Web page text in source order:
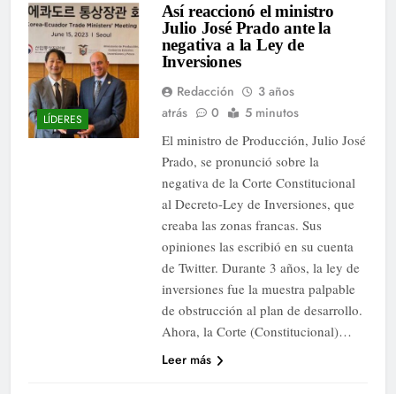
LÍDERES
Así reaccionó el ministro
Julio José Prado ante la
negativa a la Ley de
Inversiones
Redacción
3 años
atrás
0
5 minutos
El ministro de Producción, Julio José
Prado, se pronunció sobre la
negativa de la Corte Constitucional
al Decreto-Ley de Inversiones, que
creaba las zonas francas. Sus
opiniones las escribió en su cuenta
de Twitter. Durante 3 años, la ley de
inversiones fue la muestra palpable
de obstrucción al plan de desarrollo.
Ahora, la Corte (Constitucional)…
Leer más